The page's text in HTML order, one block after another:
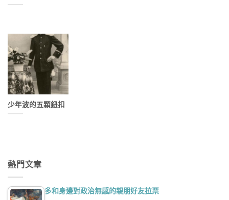
少年波的五顆鈕扣
熱門文章
多和身邊對政治無感的親朋好友拉票